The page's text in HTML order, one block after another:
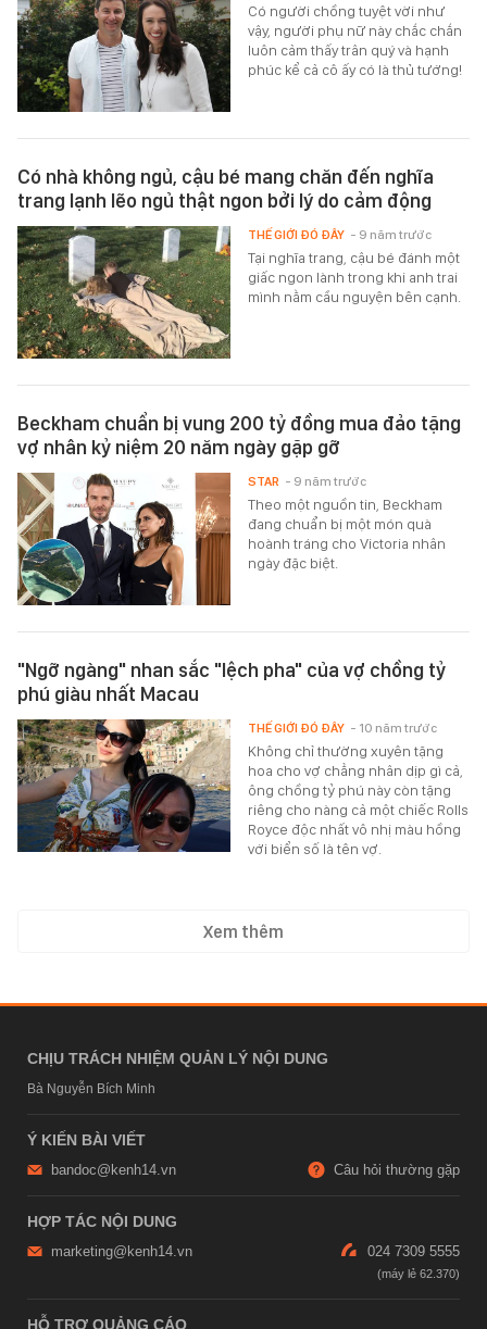
Có người chồng tuyệt vời như
vậy, người phụ nữ này chắc chắn
luôn cảm thấy trân quý và hạnh
phúc kể cả cô ấy có là thủ tướng!
Có nhà không ngủ, cậu bé mang chăn đến nghĩa
trang lạnh lẽo ngủ thật ngon bởi lý do cảm động
Tại nghĩa trang, cậu bé đánh một
giấc ngon lành trong khi anh trai
mình nằm cầu nguyện bên cạnh.
THẾ GIỚI ĐÓ ĐÂY - 9 năm trước
Beckham chuẩn bị vung 200 tỷ đồng mua đảo tặng
vợ nhân kỷ niệm 20 năm ngày gặp gỡ
Theo một nguồn tin, Beckham
đang chuẩn bị một món quà
hoành tráng cho Victoria nhân
ngày đặc biệt.
STAR - 9 năm trước
"Ngỡ ngàng" nhan sắc "lệch pha" của vợ chồng tỷ
phú giàu nhất Macau
Không chỉ thường xuyên tặng
hoa cho vợ chẳng nhân dịp gì cả,
ông chồng tỷ phú này còn tặng
riêng cho nàng cả một chiếc Rolls
Royce độc nhất vô nhị màu hồng
với biển số là tên vợ.
THẾ GIỚI ĐÓ ĐÂY - 10 năm trước
Xem thêm
CHỊU TRÁCH NHIỆM QUẢN LÝ NỘI DUNG
Bà Nguyễn Bích Minh
Ý KIẾN BÀI VIẾT
bandoc@kenh14.vn Câu hỏi thường gặp
HỢP TÁC NỘI DUNG
marketing@kenh14.vn 024 7309 5555
HỖ TRỢ QUẢNG CÁO